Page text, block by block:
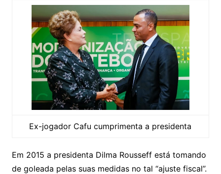
Ex-jogador Cafu cumprimenta a presidenta
Em 2015 a presidenta Dilma Rousseff está tomando
de goleada pelas suas medidas no tal “ajuste fiscal”.